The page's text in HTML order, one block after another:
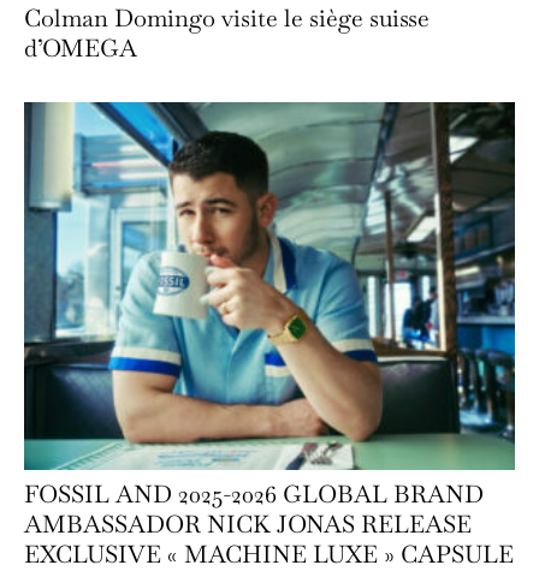
Colman Domingo visite le siège suisse
d’OMEGA
FOSSIL AND 2025-2026 GLOBAL BRAND
AMBASSADOR NICK JONAS RELEASE
EXCLUSIVE « MACHINE LUXE » CAPSULE